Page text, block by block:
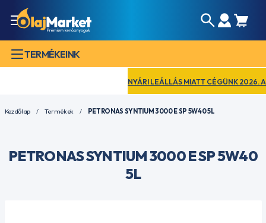
TERMÉKEINK
NYÁRI LEÁLLÁS MIATT CÉGÜNK 2026.
Kezdőlap Termékek PETRONAS SYNTIUM 3000 E SP 5W40 5L
PETRONAS SYNTIUM 3000 E SP 5W40
5L